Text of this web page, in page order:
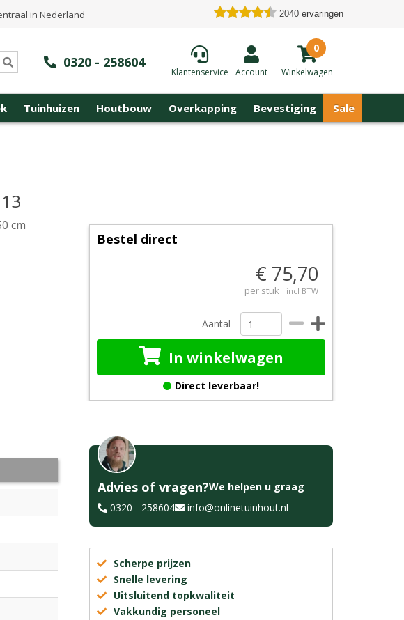
in Nederland 2040 ervaringen
0320 - 258604
Klantenservice Account
0
Winkelwagen
Tuinhuizen Houtbouw Overkapping Bevestiging Sale
cm
Bestel direct
€ 75,70
per stuk incl BTW
Aantal
In winkelwagen
Direct leverbaar!
Advies of vragen?We helpen u graag
0320 - 258604
info@onlinetuinhout.nl
Scherpe prijzen
Snelle levering
Uitsluitend topkwaliteit
Vakkundig personeel